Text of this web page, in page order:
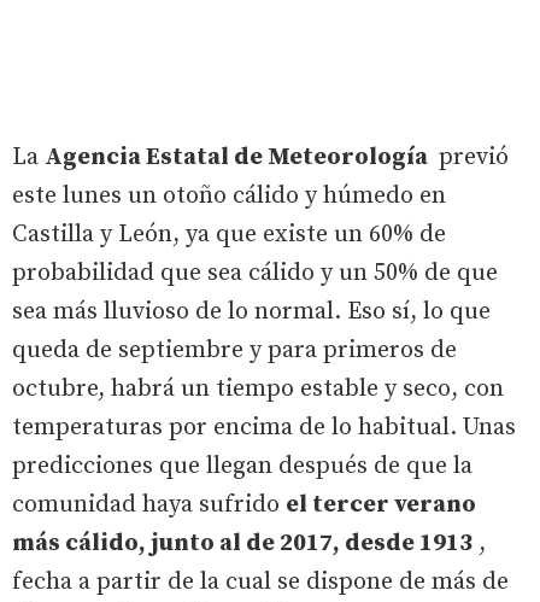
La Agencia Estatal de Meteorología previó
este lunes un otoño cálido y húmedo en
Castilla y León, ya que existe un 60% de
probabilidad que sea cálido y un 50% de que
sea más lluvioso de lo normal. Eso sí, lo que
queda de septiembre y para primeros de
octubre, habrá un tiempo estable y seco, con
temperaturas por encima de lo habitual. Unas
predicciones que llegan después de que la
comunidad haya sufrido el tercer verano
más cálido, junto al de 2017, desde 1913 ,
fecha a partir de la cual se dispone de más de